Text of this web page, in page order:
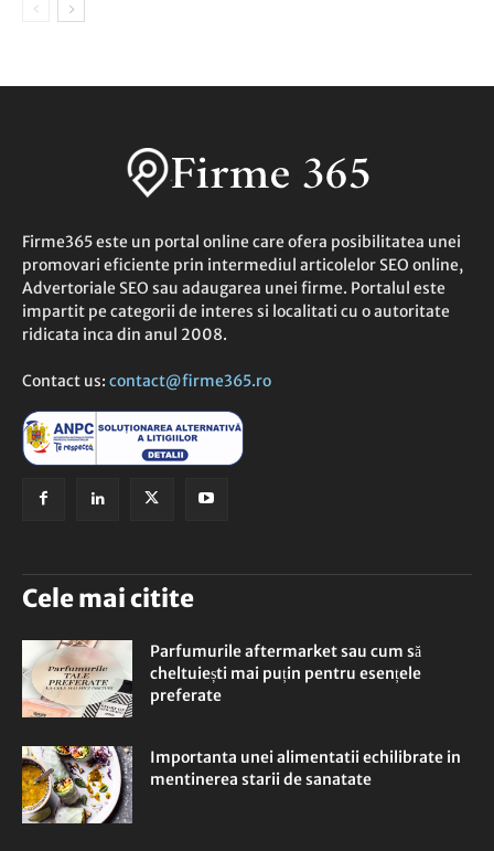
Firme365 este un portal online care ofera posibilitatea unei
promovari eficiente prin intermediul articolelor SEO online,
Advertoriale SEO sau adaugarea unei firme. Portalul este
impartit pe categorii de interes si localitati cu o autoritate
ridicata inca din anul 2008.
Contact us: contact@firme365.ro
Cele mai citite
Parfumurile aftermarket sau cum să
cheltuiești mai puțin pentru esențele
preferate
Importanta unei alimentatii echilibrate in
mentinerea starii de sanatate